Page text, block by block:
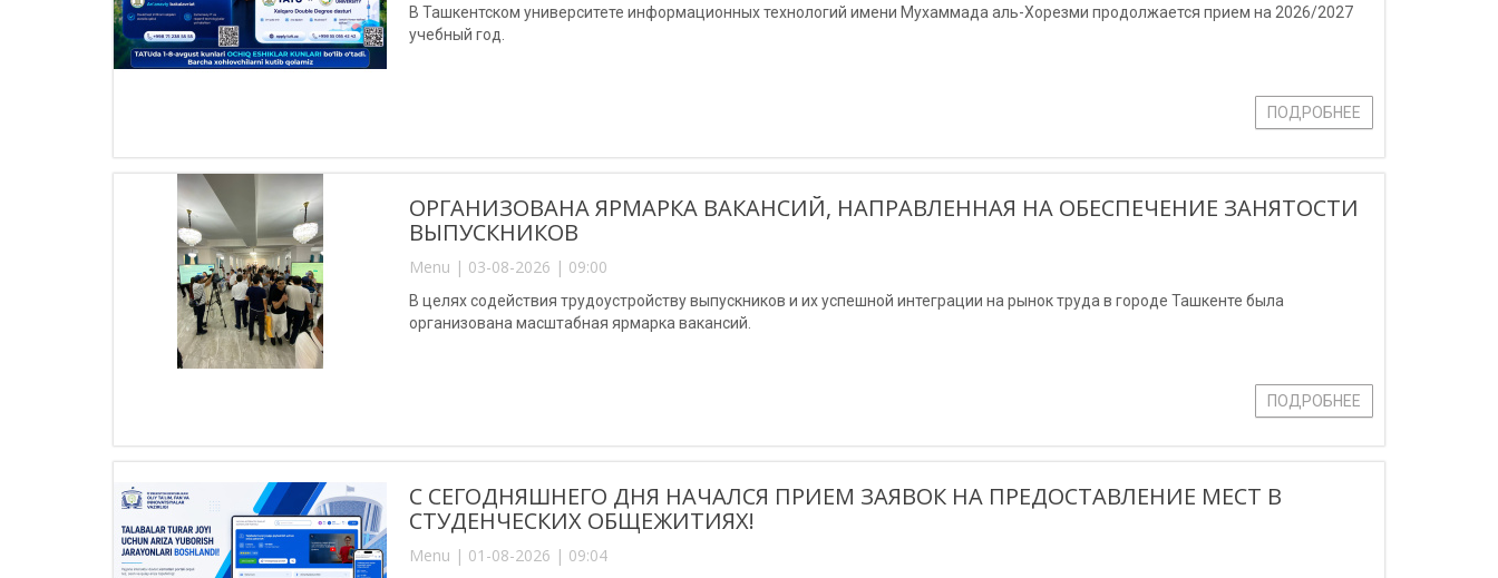
В Ташкентском университете информационных технологий имени Мухаммада аль-Хорезми продолжается прием на 2026/2027
учебный год.
ПОДРОБНЕЕ
ОРГАНИЗОВАНА ЯРМАРКА ВАКАНСИЙ, НАПРАВЛЕННАЯ НА ОБЕСПЕЧЕНИЕ ЗАНЯТОСТИ
ВЫПУСКНИКОВ
Menu | 03-08-2026 | 09:00
В целях содействия трудоустройству выпускников и их успешной интеграции на рынок труда в городе Ташкенте была
организована масштабная ярмарка вакансий.
ПОДРОБНЕЕ
С СЕГОДНЯШНЕГО ДНЯ НАЧАЛСЯ ПРИЕМ ЗАЯВОК НА ПРЕДОСТАВЛЕНИЕ МЕСТ В
СТУДЕНЧЕСКИХ ОБЩЕЖИТИЯХ!
Menu | 01-08-2026 | 09:04